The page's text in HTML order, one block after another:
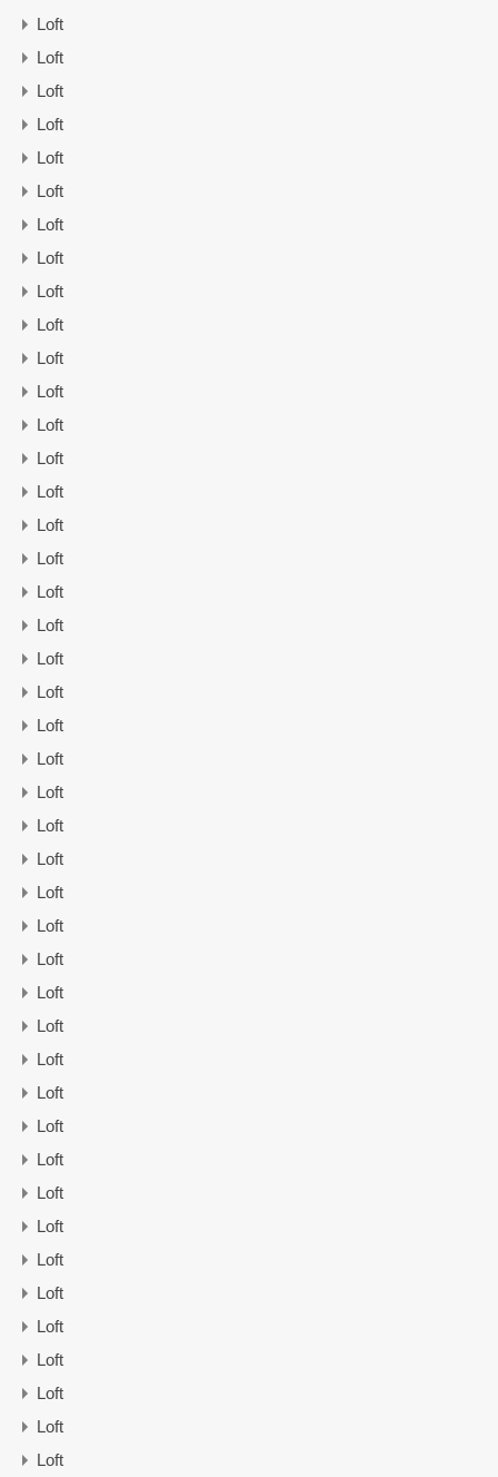
Loft
Loft
Loft
Loft
Loft
Loft
Loft
Loft
Loft
Loft
Loft
Loft
Loft
Loft
Loft
Loft
Loft
Loft
Loft
Loft
Loft
Loft
Loft
Loft
Loft
Loft
Loft
Loft
Loft
Loft
Loft
Loft
Loft
Loft
Loft
Loft
Loft
Loft
Loft
Loft
Loft
Loft
Loft
Loft